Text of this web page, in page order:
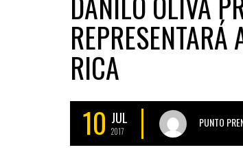
RICA
10 JUL
2017
PUNTO